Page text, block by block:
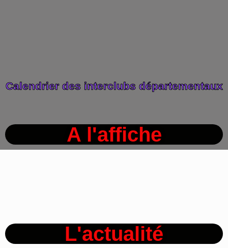
Calendrier des interclubs départementaux
A l'affiche
L'actualité